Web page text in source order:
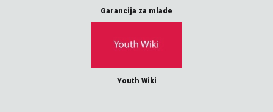
Garancija za mlade
Youth Wiki